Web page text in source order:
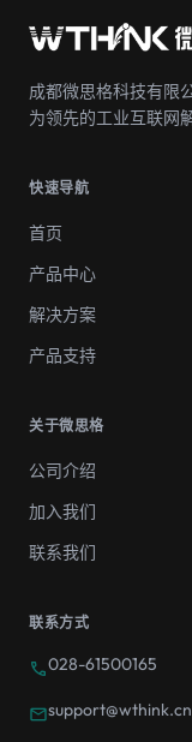
成都微思格科技有限
为领先的工业互联网
快速导航
首页
产品中心
解决方案
产品支持
关于微思格
公司介绍
加入我们
联系我们
联系方式
call028-61500165
mailsupport@wthink.cn